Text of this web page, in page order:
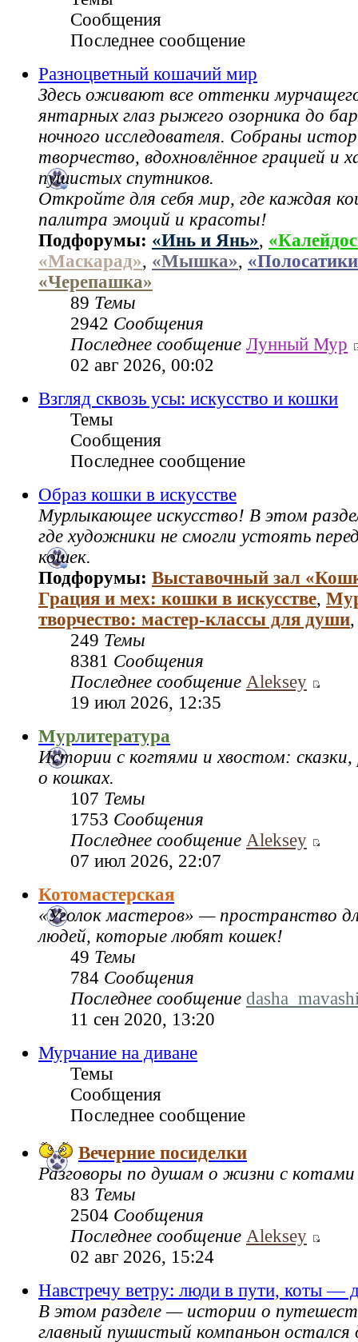
Сообщения
Последнее сообщение
Разноцветный кошачий мир
Здесь оживают все оттенки
янтарных глаз рыжего озорника до
ночного исследователя. Собраны
творчество, вдохновлённое грацией и
пушистых спутников.
Откройте для себя мир, где каждая
палитра эмоций и красоты!
Подфорумы: «Инь и Янь»,
«Маскарад», «Мышка»,
«Черепашка»
89 Темы
2942 Сообщения
Последнее сообщение Лунный Мур
02 авг 2026, 00:02
Взгляд сквозь усы: искусство и кошки
Темы
Сообщения
Последнее сообщение
Образ кошки в искусстве
Мурлыкающее искусство! В этом
где художники не смогли устоять
кошек.
Подфорумы: Выставочный зал
Грация и мех: кошки в искусстве,
творчество: мастер‑классы для души
249 Темы
8381 Сообщения
Последнее сообщение Aleksey
19 июл 2026, 12:35
Мурлитература
Истории с когтями и хвостом: сказки,
о кошках.
107 Темы
1753 Сообщения
Последнее сообщение Aleksey
07 июл 2026, 22:07
Котомастерская
«Уголок мастеров» — пространство
людей, которые любят кошек!
49 Темы
784 Сообщения
Последнее сообщение
11 сен 2020, 13:20
Мурчание на диване
Темы
Сообщения
Последнее сообщение
Вечерние посиделки
Разговоры по душам о жизни с котами
83 Темы
2504 Сообщения
Последнее сообщение Aleksey
02 авг 2026, 15:24
Навстречу ветру: люди в пути, коты —
В этом разделе — истории о
главный пушистый компаньон остался